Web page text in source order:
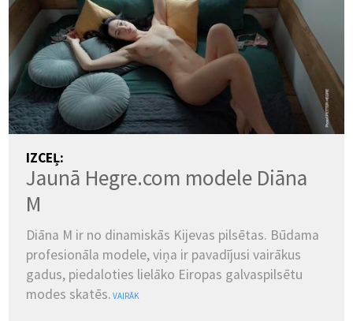
IZCEĻ:
Jaunā Hegre.com modele Diāna
M
Diāna M ir no dinamiskās Kijevas pilsētas. Būdama
profesionāla modele, viņa ir pavadījusi vairākus
gadus, piedaloties lielāko Eiropas galvaspilsētu
modes skatēs. VAIRĀK